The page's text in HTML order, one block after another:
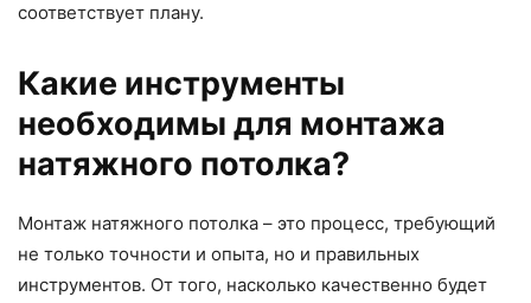
соответствует плану.
Какие инструменты
необходимы для монтажа
натяжного потолка?
Монтаж натяжного потолка – это процесс, требующий
не только точности и опыта, но и правильных
инструментов. От того, насколько качественно будет